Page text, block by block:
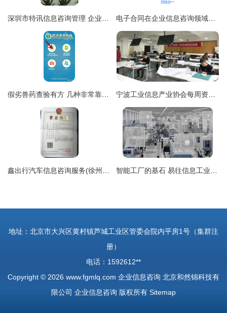
地址：北京市大兴区黄村镇芦城工业区管委会院内平房1号（集群注
册）
电话：1592612**
Copyright © 2026 www.fgmlq.com 企业信息咨询 北京和然锦科技有
限公司 企业信息咨询 版权所有 Sitemap